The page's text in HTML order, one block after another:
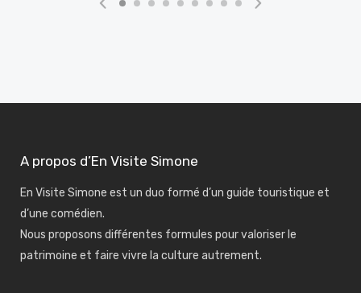
A propos d’En Visite Simone
En Visite Simone est un duo formé d’un guide touristique et
d’une comédien.
Nous proposons différentes formules pour valoriser le
patrimoine et faire vivre la culture autrement.